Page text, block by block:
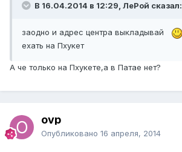
В 16.04.2014 в 12:29, ЛеРой сказал:
заодно и адрес центра выкладывай
ехать на Пхукет
А че только на Пхукете,а в Патае нет?
ovp
Опубликовано 16 апреля, 2014